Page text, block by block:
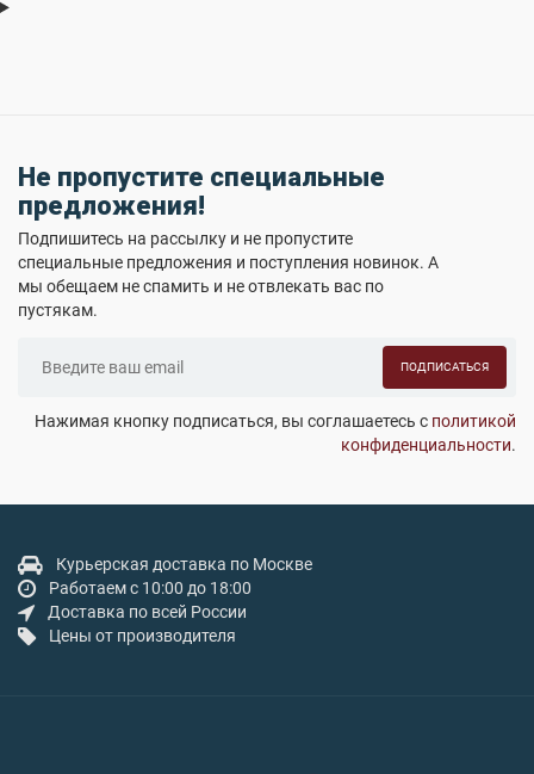
Не пропустите специальные
предложения!
Подпишитесь на рассылку и не пропустите
специальные предложения и поступления новинок. А
мы обещаем не спамить и не отвлекать вас по
пустякам.
ПОДПИСАТЬСЯ
Нажимая кнопку подписаться, вы соглашаетесь с политикой
конфиденциальности.
Курьерская доставка по Москве
Работаем с 10:00 до 18:00
Доставка по всей России
Цены от производителя